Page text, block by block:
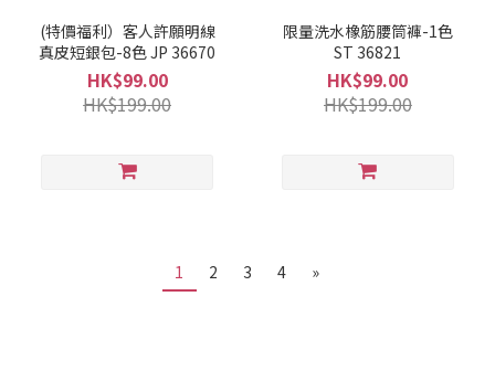
(特價福利）客人許願明線
真皮短銀包-8色 JP 36670
HK$99.00
HK$199.00
限量洗水橡筋腰筒褲-1色
ST 36821
HK$99.00
HK$199.00
1 2 3 4 »